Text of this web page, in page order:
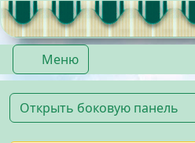
Перейти к содержимому
Перейти к футеру
Меню
Открыть боковую панель